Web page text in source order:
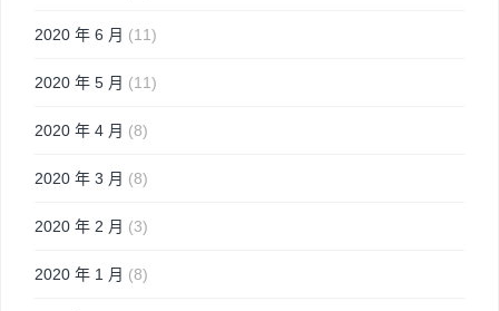
2020 年 6 月 (11)
2020 年 5 月 (11)
2020 年 4 月 (8)
2020 年 3 月 (8)
2020 年 2 月 (3)
2020 年 1 月 (8)